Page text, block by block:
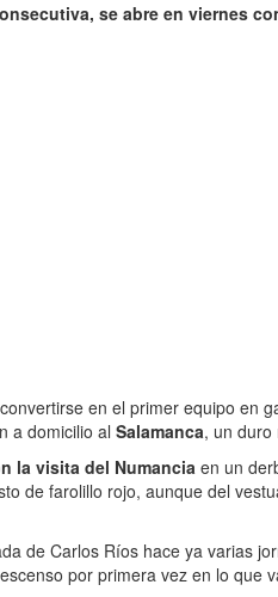
se abre en viernes
en el primer equipo en
a domicilio al Salamanca, un duro
la visita del Numancia en un
de farolillo rojo, aunque del
de Carlos Ríos hace ya varias
por primera vez en lo que